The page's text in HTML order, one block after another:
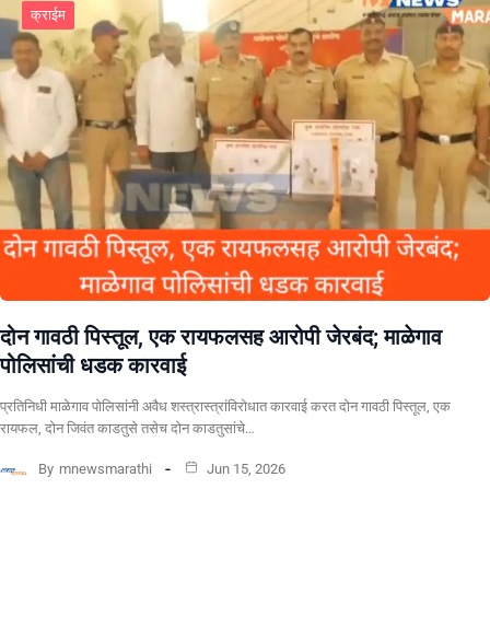
क्राईम
दोन गावठी पिस्तूल, एक रायफलसह आरोपी जेरबंद; माळेगाव
पोलिसांची धडक कारवाई
प्रतिनिधी माळेगाव पोलिसांनी अवैध शस्त्रास्त्रांविरोधात कारवाई करत दोन गावठी पिस्तूल, एक
रायफल, दोन जिवंत काडतुसे तसेच दोन काडतुसांचे…
By mnewsmarathi Jun 15, 2026